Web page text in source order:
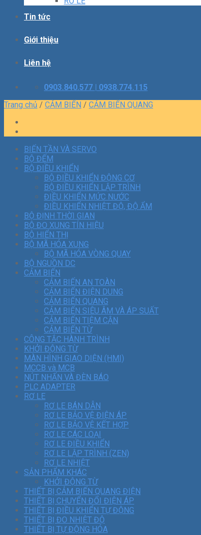
Tin tức
Giới thiệu
Liên hệ
0903.840.577 | 0938.774.115
Trang chủ / CẢM BIẾN / CẢM BIẾN QUANG
BIẾN TẦN VÀ SERVO
BỘ ĐẾM
BỘ ĐIỀU KHIỂN
BỘ ĐIỀU KHIỂN ĐỘNG CƠ
BỘ ĐIỀU KHIỂN LẬP TRÌNH
ĐIỀU KHIỂN MỨC NƯỚC
ĐIỀU KHIỂN NHIỆT ĐỘ, ĐỘ ẨM
BỘ ĐỊNH THỜI GIAN
BỘ ĐO XUNG TÍN HIỆU
BỘ HIỂN THỊ
BỘ MÃ HÓA XUNG
BỘ MÃ HÓA VÒNG QUAY
BỘ NGUỒN DC
CẢM BIẾN
CẢM BIẾN AN TOÀN
CẢM BIẾN ĐIỆN DUNG
CẢM BIẾN QUANG
CẢM BIẾN SIÊU ÂM VÀ ÁP SUẤT
CẢM BIẾN TIỆM CẬN
CẢM BIẾN TỪ
CÔNG TẮC HÀNH TRÌNH
KHỞI ĐỘNG TỪ
MÀN HÌNH GIAO DIỆN (HMI)
MCCB và MCB
NÚT NHẤN VÀ ĐÈN BÁO
PLC ADAPTER
RƠ LE
RƠ LE BÁN DẪN
RƠ LE BẢO VỆ ĐIỆN ÁP
RƠ LE BẢO VỆ KẾT HỢP
RƠ LE CÁC LOẠI
RƠ LE ĐIỀU KHIỂN
RƠ LE LẬP TRÌNH (ZEN)
RƠ LE NHIỆT
SẢN PHẨM KHÁC
KHỞI ĐỘNG TỪ
THIẾT BỊ CẢM BIẾN QUANG ĐIỆN
THIẾT BỊ CHUYỂN ĐỔI ĐIỆN ÁP
THIẾT BỊ ĐIỀU KHIỂN TỰ ĐỘNG
THIẾT BỊ ĐO NHIỆT ĐỘ
THIẾT BỊ TỰ ĐỘNG HÓA